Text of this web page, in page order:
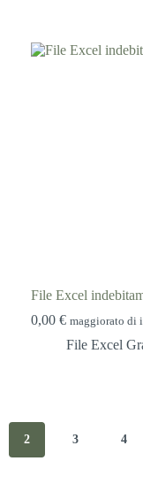
File Excel
0,00 € maggiorato di
File Excel
2 3 4